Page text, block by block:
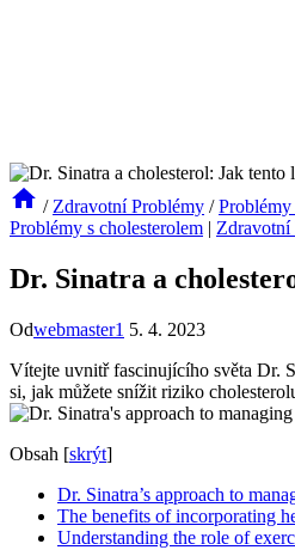
/ Zdravotní Problémy / Problémy
Problémy s cholesterolem | Zdravotní
Dr. Sinatra a
Odwebmaster1 5. 4. 2023
Vítejte uvnitř fascinujícího světa Dr.
si, jak můžete snížit riziko
Obsah [skrýt]
Dr. Sinatra’s approach to
The benefits of incorporating
Understanding the role of